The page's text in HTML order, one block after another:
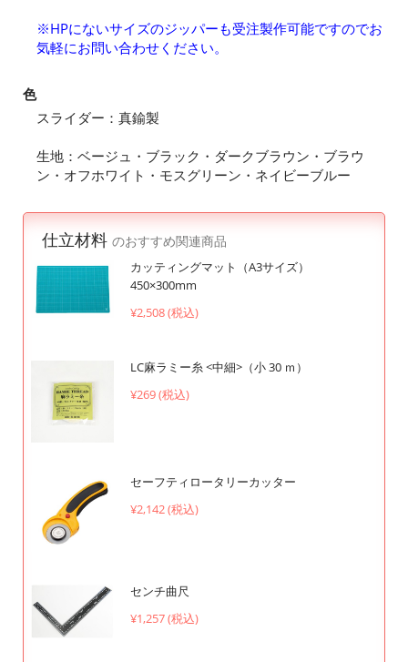
※HPにないサイズのジッパーも受注製作可能ですのでお
気軽にお問い合わせください。
色
スライダー：真鍮製
生地：ベージュ・ブラック・ダークブラウン・ブラウ
ン・オフホワイト・モスグリーン・ネイビーブルー
仕立材料 のおすすめ関連商品
カッティングマット（A3サイズ）
450×300mm
¥2,508 (税込)
LC麻ラミー糸 <中細>（小 30 ｍ）
¥269 (税込)
セーフティロータリーカッター
¥2,142 (税込)
センチ曲尺
¥1,257 (税込)